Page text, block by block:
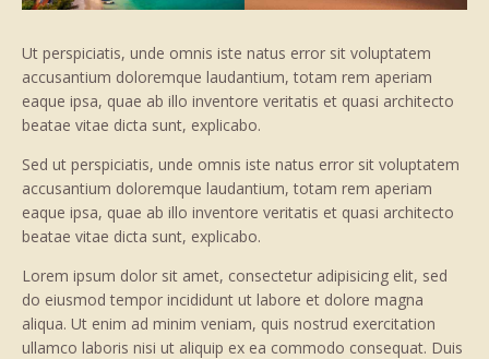
Ut perspiciatis, unde omnis iste natus error sit voluptatem
accusantium doloremque laudantium, totam rem aperiam
eaque ipsa, quae ab illo inventore veritatis et quasi architecto
beatae vitae dicta sunt, explicabo.
Sed ut perspiciatis, unde omnis iste natus error sit voluptatem
accusantium doloremque laudantium, totam rem aperiam
eaque ipsa, quae ab illo inventore veritatis et quasi architecto
beatae vitae dicta sunt, explicabo.
Lorem ipsum dolor sit amet, consectetur adipisicing elit, sed
do eiusmod tempor incididunt ut labore et dolore magna
aliqua. Ut enim ad minim veniam, quis nostrud exercitation
ullamco laboris nisi ut aliquip ex ea commodo consequat. Duis